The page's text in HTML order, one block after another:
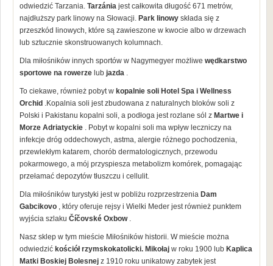
odwiedzić Tarzania. Tarzánia jest całkowita długość 671 metrów,
najdłuższy park linowy na Słowacji. Park linowy składa się z
przeszkód linowych, które są zawieszone w kwocie albo w drzewach
lub sztucznie skonstruowanych kolumnach.
Dla miłośników innych sportów w Nagymegyer możliwe wędkarstwo
sportowe na rowerze lub jazda .
To ciekawe, również pobyt w kopalnie soli Hotel Spa i Wellness
Orchid .Kopalnia soli jest zbudowana z naturalnych bloków soli z
Polski i Pakistanu kopalni soli, a podłoga jest rozlane sól z Martwe i
Morze Adriatyckie . Pobyt w kopalni soli ma wpływ leczniczy na
infekcje dróg oddechowych, astma, alergie różnego pochodzenia,
przewlekłym katarem, chorób dermatologicznych, przewodu
pokarmowego, a mój przyspiesza metabolizm komórek, pomagając
przełamać depozytów tłuszczu i cellulit.
Dla miłośników turystyki jest w pobliżu rozprzestrzenia Dam
Gabcikovo , który oferuje rejsy i Wielki Meder jest również punktem
wyjścia szlaku Číčovské Oxbow .
Nasz sklep w tym mieście Miłośników historii. W mieście można
odwiedzić kościół rzymskokatolicki. Mikołaj w roku 1900 lub Kaplica
Matki Boskiej Bolesnej z 1910 roku unikatowy zabytek jest